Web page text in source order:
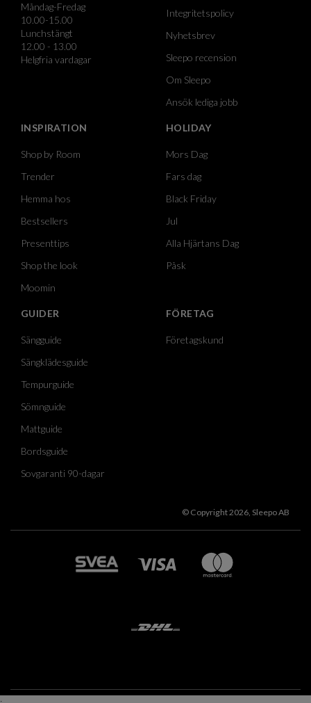
Måndag-Fredag
10.00-15.00
Lunchstängt
12.00 - 13.00
Helgfria vardagar
Integritetspolicy
Nyhetsbrev
Sleepo recension
Om Sleepo
Ansök lediga jobb
INSPIRATION
Shop by Room
Trender
Hemma hos
Bestsellers
Presenttips
Shop the look
Moomin
HOLIDAY
Mors Dag
Fars dag
Black Friday
Jul
Alla Hjärtans Dag
Påsk
GUIDER
Sängguide
Sängklädesguide
Tempurguide
Sömnguide
Mattguide
Bordsguide
Sovgaranti 90-dagar
FÖRETAG
Företagskund
© Copyright 2026, Sleepo AB